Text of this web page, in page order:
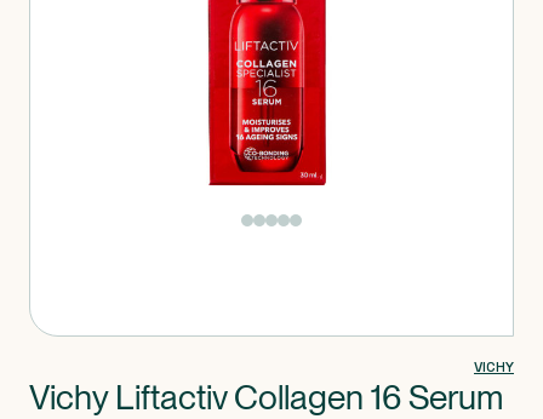
VICHY
Vichy Liftactiv Collagen 16 Serum